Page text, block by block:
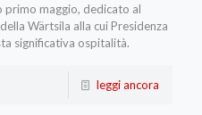
primo maggio, dedicato al
Wärtsila alla cui Presidenza
significativa ospitalità.
leggi ancora